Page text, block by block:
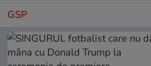
GSP